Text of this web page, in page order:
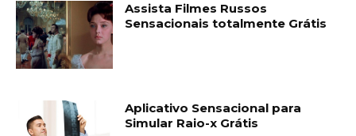
Assista Filmes Russos
Sensacionais totalmente Grátis
Aplicativo Sensacional para
Simular Raio-x Grátis